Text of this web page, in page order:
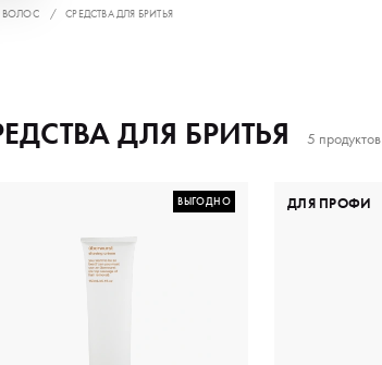
ВОЛОС СРЕДСТВА ДЛЯ БРИТЬЯ
ДЛЯ БРИТЬЯ 5 продуктов
ВЫГОДНО ДЛЯ ПРОФИ